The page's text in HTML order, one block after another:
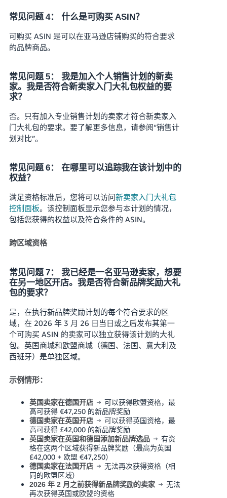
常见问题 4： 什么是可购买 ASIN？
可购买 ASIN 是可以在亚马逊店铺购买的符合要求
的品牌商品。
常见问题 5： 我是加入个人销售计划的新卖
家。我是否符合新卖家入门大礼包权益的要
求？
否。只有加入专业销售计划的卖家才符合新卖家入
门大礼包的要求。要了解更多信息，请参阅“销售计
划对比”。
常见问题 6： 在哪里可以追踪我在该计划中的
权益？
满足资格标准后，您将可以访问新卖家入门大礼包
控制面板。该控制面板显示您参与本计划的情况，
包括您获得的权益以及符合条件的 ASIN。
跨区域资格
常见问题 7： 我已经是一名亚马逊卖家，想要
在另一地区开店。我是否符合新品牌奖励大礼
包的要求？
是，在执行新品牌奖励计划的每个符合要求的区
域，在 2026 年 3 月 26 日当日或之后发布其第一
个可购买 ASIN 的卖家可以独立获得该计划的大礼
包。英国商城和欧盟商城（德国、法国、意大利及
西班牙）是单独区域。
示例情形：
英国卖家在德国开店→ 可以获得欧盟资格，最
高可获得 €47,250 的新品牌奖励
德国卖家在英国开店→ 可以获得英国资格，最
高可获得 £42,000 的新品牌奖励
英国卖家在英国和德国添加新品牌选品→ 有资
格在这两个区域获得新品牌奖励（最高为英国
£42,000 + 欧盟 €47,250）
德国卖家在法国开店→ 无法再次获得资格（相
同的欧盟区域）
2026 年 2 月之前获得新品牌奖励的卖家→ 无法
再次获得英国或欧盟的资格